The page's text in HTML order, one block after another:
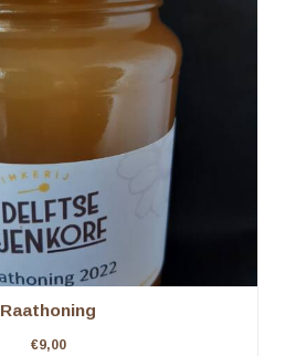
Raathoning
€9,00